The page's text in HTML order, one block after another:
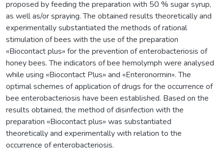
proposed by feeding the preparation with 50 % sugar syrup,
as well as/or spraying. The obtained results theoretically and
experimentally substantiated the methods of rational
stimulation of bees with the use of the preparation
«Biocontact plus» for the prevention of enterobacteriosis of
honey bees. The indicators of bee hemolymph were analysed
while using «Biocontact Plus» and «Enteronormin». The
optimal schemes of application of drugs for the occurrence of
bee enterobacteriosis have been established. Based on the
results obtained, the method of disinfection with the
preparation «Biocontact plus» was substantiated
theoretically and experimentally with relation to the
occurrence of enterobacteriosis.